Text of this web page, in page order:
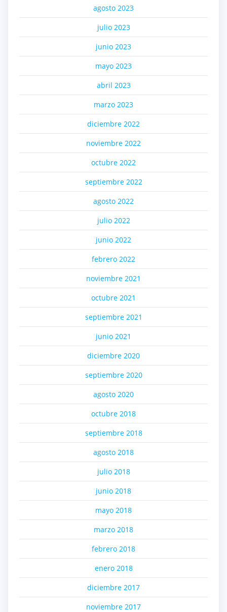
agosto 2023
julio 2023
junio 2023
mayo 2023
abril 2023
marzo 2023
diciembre 2022
noviembre 2022
octubre 2022
septiembre 2022
agosto 2022
julio 2022
junio 2022
febrero 2022
noviembre 2021
octubre 2021
septiembre 2021
junio 2021
diciembre 2020
septiembre 2020
agosto 2020
octubre 2018
septiembre 2018
agosto 2018
julio 2018
junio 2018
mayo 2018
marzo 2018
febrero 2018
enero 2018
diciembre 2017
noviembre 2017